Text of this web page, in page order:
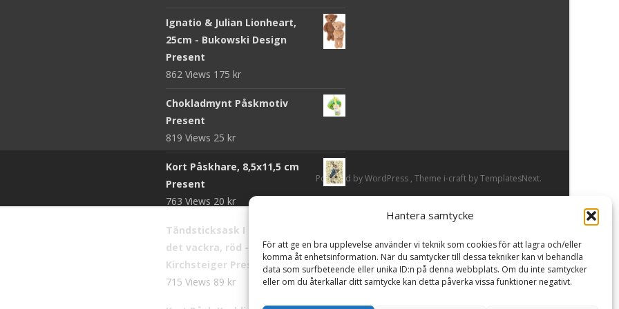
Hantera samtycke
För att ge en bra upplevelse använder vi teknik som cookies för att lagra och/eller
komma åt enhetsinformation. När du samtycker till dessa tekniker kan vi behandla
data som surfbeteende eller unika ID:n på denna webbplats. Om du inte samtycker
eller om du återkallar ditt samtycke kan detta påverka vissa funktioner negativt.
Ignatio & Julian Lionheart,
25cm - Bukowski Design
Present
862 Views 175 kr
Chokladmynt Påskmotiv
Present
819 Views 25 kr
Kort Påskhare, 8,5x11,5 cm
Present
763 Views 20 kr
Tändsticksask I den enkla bor
det vackra, röd - Ernst
Kirchsteiger Present
715 Views 89 kr
Powered by WordPress , Theme i-craft by TemplatesNext.